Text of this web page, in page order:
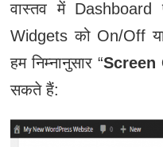
वास्तव में
Widgets को On/Off
हम निम्नानुसार “Screen
सकते हैं: